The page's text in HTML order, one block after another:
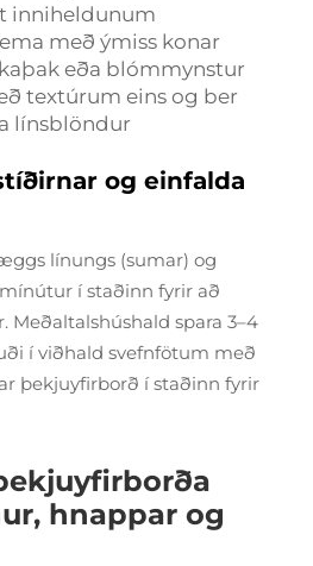
inniheldunum
með ýmiss konar
eða blómmynstur
textúrum eins og ber
línsblöndur
og einfalda
línungs (sumar) og
í staðinn fyrir að
Meðaltalshúshald spara 3–4
í viðhald svefnfötum með
þekjuyfirborð í staðinn fyrir
hnappar og